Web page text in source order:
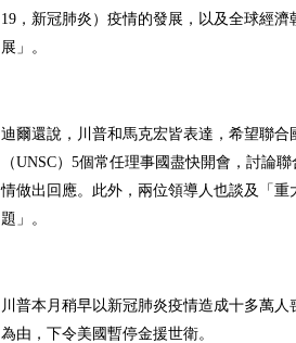
19，新冠肺炎）疫情的發展，以及全球經濟
展」。
迪爾還說，川普和馬克宏皆表達，希望聯合
（UNSC）5個常任理事國盡快開會，討論
情做出回應。此外，兩位領導人也談及「重
題」。
川普本月稍早以新冠肺炎疫情造成十多萬
為由，下令美國暫停金援世衛。